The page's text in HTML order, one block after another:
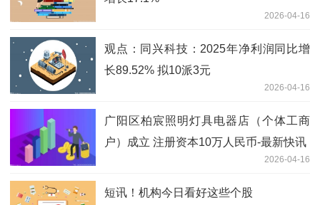
2026-04-16
观点：同兴科技：2025年净利润同比增
长89.52% 拟10派3元
2026-04-16
广阳区柏宸照明灯具电器店（个体工商
户）成立 注册资本10万人民币-最新快讯
2026-04-16
短讯！机构今日看好这些个股